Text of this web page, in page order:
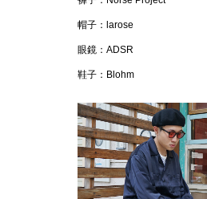
帽子：larose
眼鏡：ADSR
鞋子：Blohm